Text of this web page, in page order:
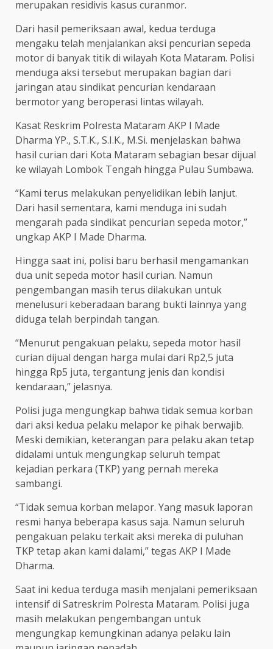
merupakan residivis kasus curanmor.
Dari hasil pemeriksaan awal, kedua terduga
mengaku telah menjalankan aksi pencurian sepeda
motor di banyak titik di wilayah Kota Mataram. Polisi
menduga aksi tersebut merupakan bagian dari
jaringan atau sindikat pencurian kendaraan
bermotor yang beroperasi lintas wilayah.
Kasat Reskrim Polresta Mataram AKP I Made
Dharma YP., S.T.K., S.I.K., M.Si. menjelaskan bahwa
hasil curian dari Kota Mataram sebagian besar dijual
ke wilayah Lombok Tengah hingga Pulau Sumbawa.
“Kami terus melakukan penyelidikan lebih lanjut.
Dari hasil sementara, kami menduga ini sudah
mengarah pada sindikat pencurian sepeda motor,”
ungkap AKP I Made Dharma.
Hingga saat ini, polisi baru berhasil mengamankan
dua unit sepeda motor hasil curian. Namun
pengembangan masih terus dilakukan untuk
menelusuri keberadaan barang bukti lainnya yang
diduga telah berpindah tangan.
“Menurut pengakuan pelaku, sepeda motor hasil
curian dijual dengan harga mulai dari Rp2,5 juta
hingga Rp5 juta, tergantung jenis dan kondisi
kendaraan,” jelasnya.
Polisi juga mengungkap bahwa tidak semua korban
dari aksi kedua pelaku melapor ke pihak berwajib.
Meski demikian, keterangan para pelaku akan tetap
didalami untuk mengungkap seluruh tempat
kejadian perkara (TKP) yang pernah mereka
sambangi.
“Tidak semua korban melapor. Yang masuk laporan
resmi hanya beberapa kasus saja. Namun seluruh
pengakuan pelaku terkait aksi mereka di puluhan
TKP tetap akan kami dalami,” tegas AKP I Made
Dharma.
Saat ini kedua terduga masih menjalani pemeriksaan
intensif di Satreskrim Polresta Mataram. Polisi juga
masih melakukan pengembangan untuk
mengungkap kemungkinan adanya pelaku lain